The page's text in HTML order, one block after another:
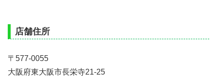
店舗住所
〒577-0055
大阪府東大阪市長栄寺21-25